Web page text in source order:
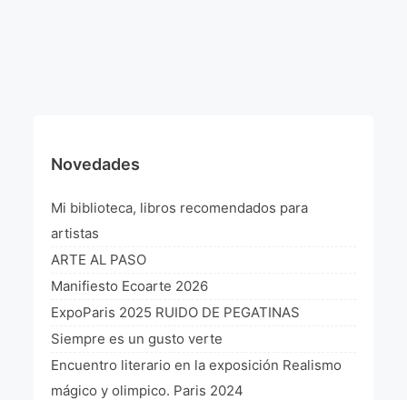
L’art Colombien à Paris 2019
L’art Latino-américain à Paris 2019
Reflecting Source. NY 2019
«Sincronías con sentido» Bogotá Colombia 2019
«Huellas trashumantes» New York 2018
Novedades
Mi biblioteca, libros recomendados para
artistas
ARTE AL PASO
Manifiesto Ecoarte 2026
ExpoParis 2025 RUIDO DE PEGATINAS
Siempre es un gusto verte
Encuentro literario en la exposición Realismo
mágico y olimpico. Paris 2024